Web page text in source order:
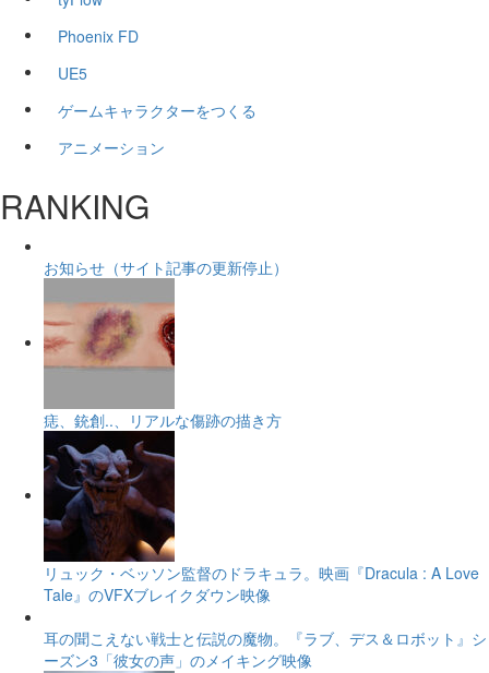
Phoenix FD
UE5
ゲームキャラクターをつくる
アニメーション
RANKING
お知らせ（サイト記事の更新停止）
痣、銃創..、リアルな傷跡の描き方
リュック・ベッソン監督のドラキュラ。映画『Dracula : A Love
Tale』のVFXブレイクダウン映像
耳の聞こえない戦士と伝説の魔物。『ラブ、デス＆ロボット』シ
ーズン3「彼女の声」のメイキング映像